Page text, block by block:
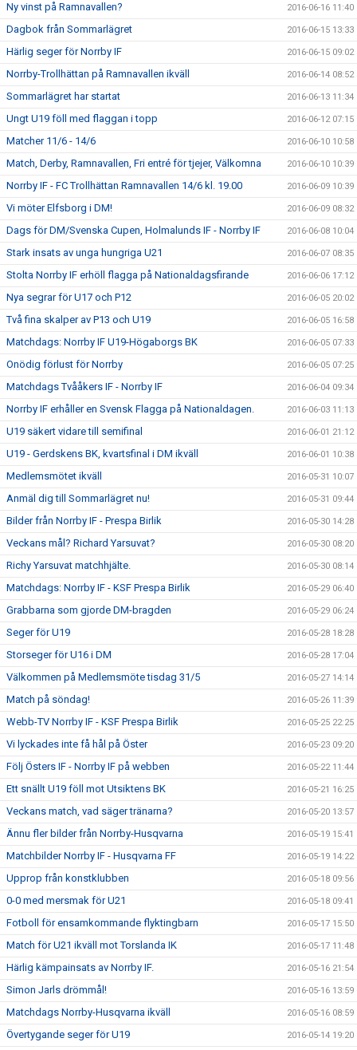
Ny vinst på Ramnavallen? 2016-06-16 11:40
Dagbok från Sommarlägret 2016-06-15 13:33
Härlig seger för Norrby IF 2016-06-15 09:02
Norrby-Trollhättan på Ramnavallen ikväll 2016-06-14 08:52
Sommarlägret har startat 2016-06-13 11:34
Ungt U19 föll med flaggan i topp 2016-06-12 07:15
Matcher 11/6 - 14/6 2016-06-10 10:58
Match, Derby, Ramnavallen, Fri entré för tjejer, Välkomna 2016-06-10 10:39
Norrby IF - FC Trollhättan Ramnavallen 14/6 kl. 19.00 2016-06-09 10:39
Vi möter Elfsborg i DM! 2016-06-09 08:32
Dags för DM/Svenska Cupen, Holmalunds IF - Norrby IF 2016-06-08 10:04
Stark insats av unga hungriga U21 2016-06-07 08:35
Stolta Norrby IF erhöll flagga på Nationaldagsfirande 2016-06-06 17:12
Nya segrar för U17 och P12 2016-06-05 20:02
Två fina skalper av P13 och U19 2016-06-05 16:58
Matchdags: Norrby IF U19-Högaborgs BK 2016-06-05 07:33
Onödig förlust för Norrby 2016-06-05 07:25
Matchdags Tvååkers IF - Norrby IF 2016-06-04 09:34
Norrby IF erhåller en Svensk Flagga på Nationaldagen. 2016-06-03 11:13
U19 säkert vidare till semifinal 2016-06-01 21:12
U19 - Gerdskens BK, kvartsfinal i DM ikväll 2016-06-01 10:38
Medlemsmötet ikväll 2016-05-31 10:07
Anmäl dig till Sommarlägret nu! 2016-05-31 09:44
Bilder från Norrby IF - Prespa Birlik 2016-05-30 14:28
Veckans mål? Richard Yarsuvat? 2016-05-30 08:20
Richy Yarsuvat matchhjälte. 2016-05-30 08:14
Matchdags: Norrby IF - KSF Prespa Birlik 2016-05-29 06:40
Grabbarna som gjorde DM-bragden 2016-05-29 06:24
Seger för U19 2016-05-28 18:28
Storseger för U16 i DM 2016-05-28 17:04
Välkommen på Medlemsmöte tisdag 31/5 2016-05-27 14:14
Match på söndag! 2016-05-26 11:39
Webb-TV Norrby IF - KSF Prespa Birlik 2016-05-25 22:25
Vi lyckades inte få hål på Öster 2016-05-23 09:20
Följ Östers IF - Norrby IF på webben 2016-05-22 11:44
Ett snällt U19 föll mot Utsiktens BK 2016-05-21 16:25
Veckans match, vad säger tränarna? 2016-05-20 13:57
Ännu fler bilder från Norrby-Husqvarna 2016-05-19 15:41
Matchbilder Norrby IF - Husqvarna FF 2016-05-19 14:22
Upprop från konstklubben 2016-05-18 09:56
0-0 med mersmak för U21 2016-05-18 09:41
Fotboll för ensamkommande flyktingbarn 2016-05-17 15:50
Match för U21 ikväll mot Torslanda IK 2016-05-17 11:48
Härlig kämpainsats av Norrby IF. 2016-05-16 21:54
Simon Jarls drömmål! 2016-05-16 13:59
Matchdags Norrby-Husqvarna ikväll 2016-05-16 08:59
Övertygande seger för U19 2016-05-14 19:20